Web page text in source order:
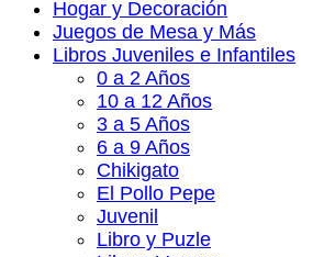
Hogar y Decoración
Juegos de Mesa y Más
Libros Juveniles e Infantiles
0 a 2 Años
10 a 12 Años
3 a 5 Años
6 a 9 Años
Chikigato
El Pollo Pepe
Juvenil
Libro y Puzle